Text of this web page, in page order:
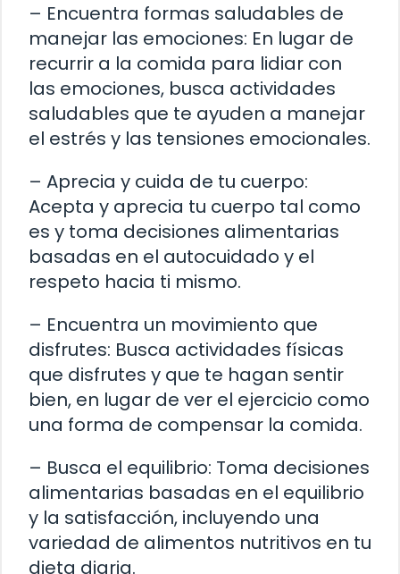
– Encuentra formas saludables de
manejar las emociones: En lugar de
recurrir a la comida para lidiar con
las emociones, busca actividades
saludables que te ayuden a manejar
el estrés y las tensiones emocionales.
– Aprecia y cuida de tu cuerpo:
Acepta y aprecia tu cuerpo tal como
es y toma decisiones alimentarias
basadas en el autocuidado y el
respeto hacia ti mismo.
– Encuentra un movimiento que
disfrutes: Busca actividades físicas
que disfrutes y que te hagan sentir
bien, en lugar de ver el ejercicio como
una forma de compensar la comida.
– Busca el equilibrio: Toma decisiones
alimentarias basadas en el equilibrio
y la satisfacción, incluyendo una
variedad de alimentos nutritivos en tu
dieta diaria.